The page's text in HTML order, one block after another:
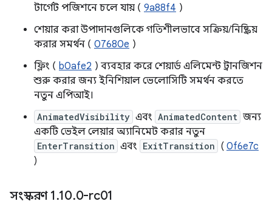
টার্গেট পজিশনে চলে যায় ( 9a88f4 )
শেয়ার করা উপাদানগুলিকে গতিশীলভাবে সক্রিয়/নিষ্ক্রিয়
করার সমর্থন ( 07680e )
ফ্লিং ( b0afe2 ) ব্যবহার করে শেয়ার্ড এলিমেন্ট ট্রানজিশন
শুরু করার জন্য ইনিশিয়াল ভেলোসিটি সমর্থন করতে
নতুন এপিআই।
AnimatedVisibility এবং AnimatedContent জন্য
একটি ভেইল লেয়ার অ্যানিমেট করার নতুন
EnterTransition এবং ExitTransition ( 0f6e7c
)
সংস্করণ 1.10.0-rc01